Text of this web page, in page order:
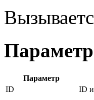
Параметр
ID
ID